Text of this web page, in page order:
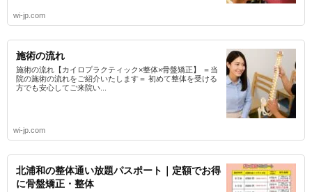
wi-jp.com
施術の流れ
施術の流れ【カイロプラクティック×整体×骨盤矯正】 ＝当
院の施術の流れをご紹介いたします＝ 初めて整体を受ける
方でも安心してご来院い...
wi-jp.com
北浦和の整体通い放題パスポート｜定額でお得
に骨盤矯正・整体